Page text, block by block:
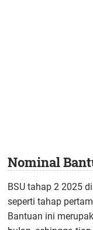
Nominal
BSU tahap 2 2025
seperti tahap
Bantuan ini